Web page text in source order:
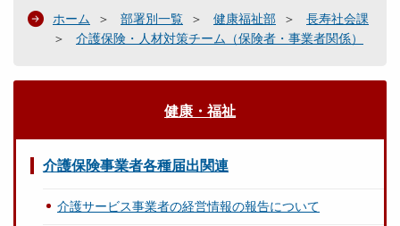
ホーム 部署別一覧 健康福祉部
長寿社会課
介護保険・人材対策チーム（保険者・事業者関係）
健康・福祉
介護保険事業者各種届出関連
介護サービス事業者の経営情報の報告について